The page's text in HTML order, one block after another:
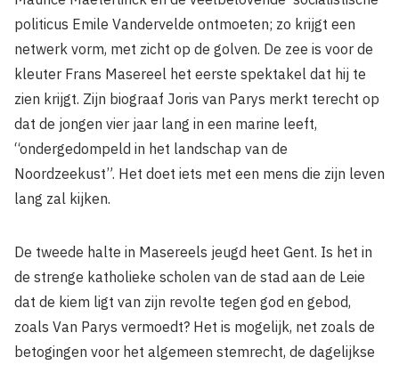
politicus Emile Vandervelde ontmoeten; zo krijgt een
netwerk vorm, met zicht op de golven. De zee is voor de
kleuter Frans Masereel het eerste spektakel dat hij te
zien krijgt. Zijn biograaf Joris van Parys merkt terecht op
dat de jongen vier jaar lang in een marine leeft,
“ondergedompeld in het landschap van de
Noordzeekust”. Het doet iets met een mens die zijn leven
lang zal kijken.
De tweede halte in Masereels jeugd heet Gent. Is het in
de strenge katholieke scholen van de stad aan de Leie
dat de kiem ligt van zijn revolte tegen god en gebod,
zoals Van Parys vermoedt? Het is mogelijk, net zoals de
betogingen voor het algemeen stemrecht, de dagelijkse